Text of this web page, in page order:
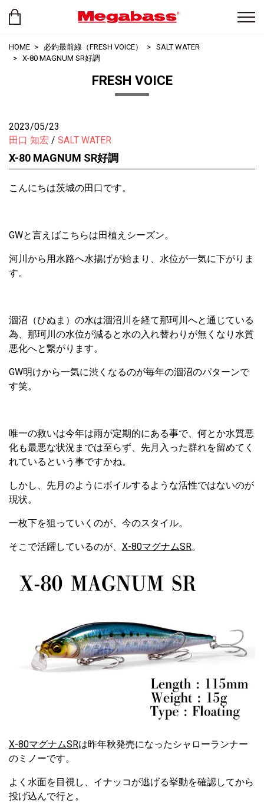
HOME 必釣最前線（FRESH VOICE）
SALT WATER
X-80 MAGNUM SR好調
FRESH VOICE
2023/05/23
田口 知宏
SALT WATER
X-80 MAGNUM SR好調
こんにちは茨城の田口です。
GWと言えばこちらは田植えシーズン。
河川から用水路へ水揚げが始まり、水位が一気に下がりま
す。
涸沼（ひぬま）の水は涸沼川を経て那珂川へと通じている
為、那珂川の水位が減ると水の入れ替わりが無くなり水質
悪化へと繋がります。
GW明けから一気に渋くなるのが毎年の涸沼のパターンで
す笑。
唯一の救いは今年は雨が定期的にある事で、何とか水質悪
化も最悪な状況までは至らず、先月入った群れを留めてく
れているという事ですかね。
しかし、先月のようにボイルするような活性ではないのが
現状。
一枚下を狙っていくのが、今のスタイル。
そこで活躍しているのが、 X-80マグナムSR。
X-80マグナムSRは昨年秋発売になったシャローランナー
のミノーです。
よく水面を目視し、イナッコが逃げる挙動を確認してから
投げ込んで行と。